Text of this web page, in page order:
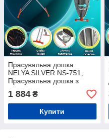
Прасувальна дошка
NELYA SILVER NS-751,
Прасувальна дошка з
підставкою під праску
1 884 ₴
Купити